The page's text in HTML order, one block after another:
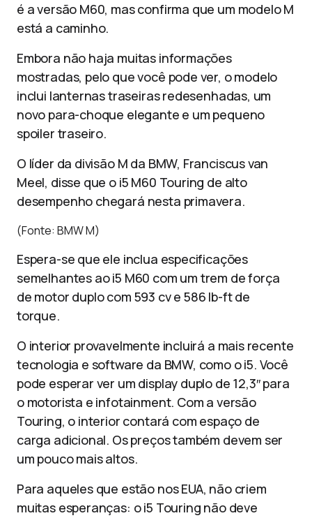
é a versão M60, mas confirma que um modelo M
está a caminho.
Embora não haja muitas informações
mostradas, pelo que você pode ver, o modelo
inclui lanternas traseiras redesenhadas, um
novo para-choque elegante e um pequeno
spoiler traseiro.
O líder da divisão M da BMW, Franciscus van
Meel, disse que o i5 M60 Touring de alto
desempenho chegará nesta primavera.
(Fonte: BMW M)
Espera-se que ele inclua especificações
semelhantes ao i5 M60 com um trem de força
de motor duplo com 593 cv e 586 lb-ft de
torque.
O interior provavelmente incluirá a mais recente
tecnologia e software da BMW, como o i5. Você
pode esperar ver um display duplo de 12,3″ para
o motorista e infotainment. Com a versão
Touring, o interior contará com espaço de
carga adicional. Os preços também devem ser
um pouco mais altos.
Para aqueles que estão nos EUA, não criem
muitas esperanças: o i5 Touring não deve